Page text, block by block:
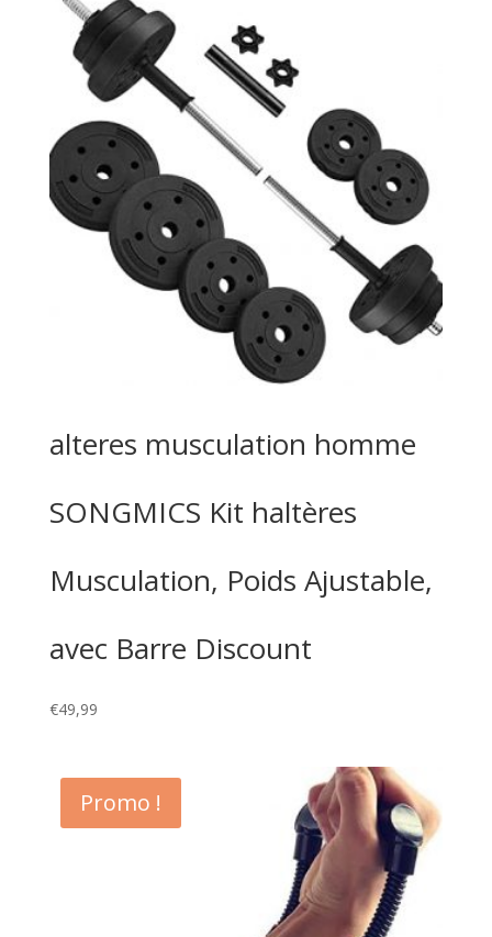
alteres musculation homme
SONGMICS Kit haltères
Musculation, Poids Ajustable,
avec Barre Discount
€49,99
Promo !